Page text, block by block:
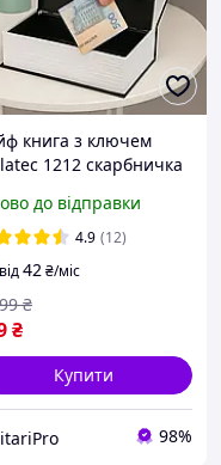
книга з ключем
1212 скарбничка
для документів
сейф у вигляді
до відправки
4.9 (12)
від42₴/міс
₴
₴
Купити
98%